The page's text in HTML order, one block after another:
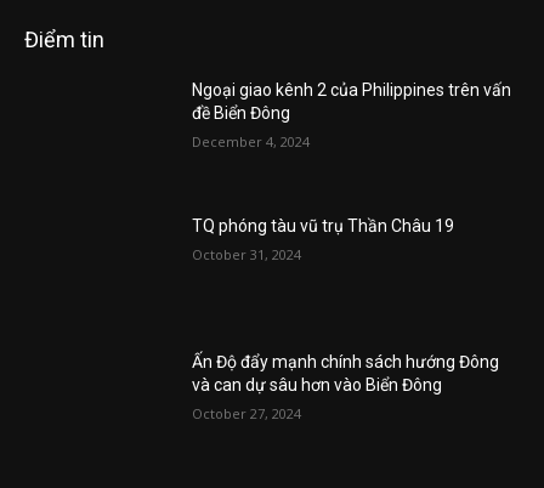
Điểm tin
Ngoại giao kênh 2 của Philippines trên vấn
đề Biển Đông
December 4, 2024
TQ phóng tàu vũ trụ Thần Châu 19
October 31, 2024
Ấn Độ đẩy mạnh chính sách hướng Đông
và can dự sâu hơn vào Biển Đông
October 27, 2024